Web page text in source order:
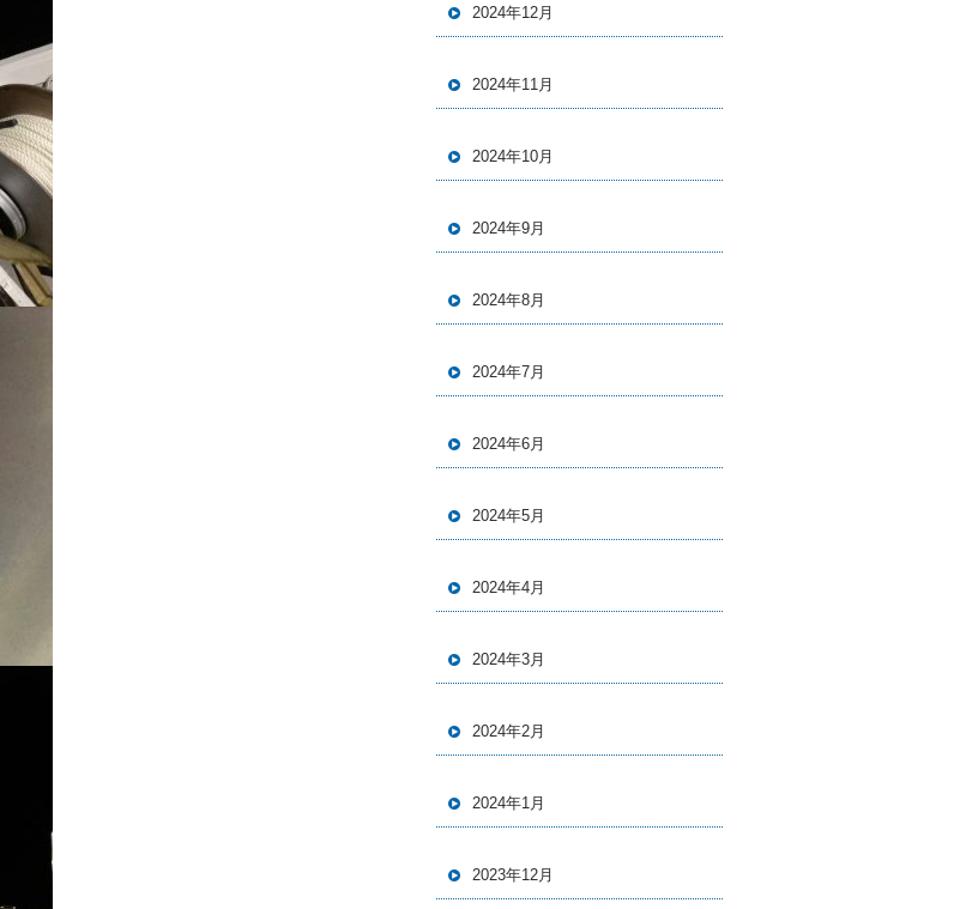
2024年12月
2024年11月
2024年10月
2024年9月
2024年8月
2024年7月
2024年6月
2024年5月
2024年4月
2024年3月
2024年2月
2024年1月
2023年12月